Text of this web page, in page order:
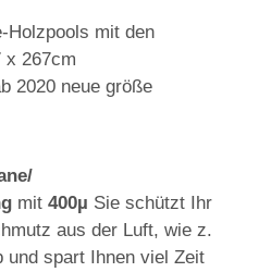
Holzpools mit den
x 267cm
2020 neue größe
mit 400µ Sie schützt Ihr
aus der Luft, wie z.
und spart Ihnen viel Zeit